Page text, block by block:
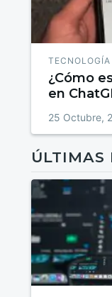
TECNOLOGÍA
¿Cómo
en
25 Octubre,
ÚLTIMAS